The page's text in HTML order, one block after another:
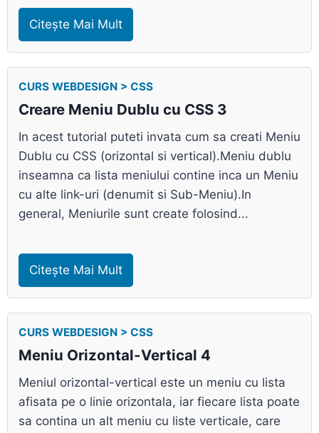
Citește Mai Mult
CURS WEBDESIGN > CSS
Creare Meniu Dublu cu CSS 3
In acest tutorial puteti invata cum sa creati Meniu
Dublu cu CSS (orizontal si vertical).Meniu dublu
inseamna ca lista meniului contine inca un Meniu
cu alte link-uri (denumit si Sub-Meniu).In
general, Meniurile sunt create folosind...
Citește Mai Mult
CURS WEBDESIGN > CSS
Meniu Orizontal-Vertical 4
Meniul orizontal-vertical este un meniu cu lista
afisata pe o linie orizontala, iar fiecare lista poate
sa contina un alt meniu cu liste verticale, care